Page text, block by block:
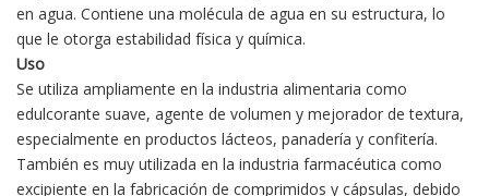
en agua. Contiene una molécula de agua en su estructura, lo
que le otorga estabilidad física y química.
Uso
Se utiliza ampliamente en la industria alimentaria como
edulcorante suave, agente de volumen y mejorador de textura,
especialmente en productos lácteos, panadería y confitería.
También es muy utilizada en la industria farmacéutica como
excipiente en la fabricación de comprimidos y cápsulas, debido